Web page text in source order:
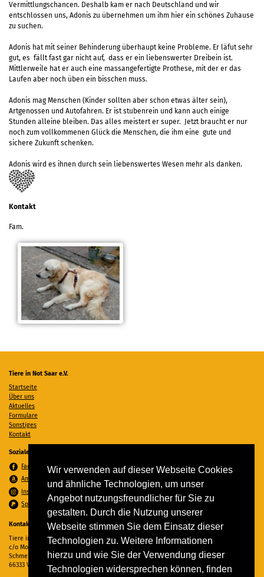
Wir verwenden auf dieser Webseite Cookies
und ähnliche Technologien, um unser
Angebot nutzungsfreundlicher für Sie zu
gestalten. Durch die Nutzung unserer
Webseite stimmen Sie dem Einsatz dieser
Technologien zu. Weitere Informationen
hierzu und wie Sie der Verwendung dieser
Technologien widersprechen können, finden
Vermittlungschancen. Deshalb kam er nach Deutschland und wir
entschlossen uns, Adonis zu übernehmen um ihm hier ein schönes Zuhause
zu suchen.
Adonis hat mit seiner Behinderung überhaupt keine Probleme. Er läfut sehr
gut, es fällt fast gar nicht auf, dass er ein liebenswerter Dreibein ist.
Mittlerweile hat er auch eine massangefertigte Prothese, mit der er das
Laufen aber noch üben ein bisschen muss.
Adonis mag Menschen (Kinder sollten aber schon etwas älter sein),
Artgenossen und Autofahren. Er ist stubenrein und kann auch einige
Stunden alleine bleiben. Das alles meistert er super. Jetzt braucht er nur
noch zum vollkommenen Glück die Menschen, die ihm eine gute und
sichere Zukunft schenken.
Adonis wird es ihnen durch sein liebenswertes Wesen mehr als danken.
Kontakt
Fam.
Tiere in Not Saar e.V.
Startseite
Über uns
Aktuelles
Formulare
Sonstiges
Kontakt
Soziale Medien
Facebook
Amazon Wunschzettel
Instagram
Spenden per PayPal
Kontakt
Tiere in Not Saar e.V.
c/o Monika Ewen
Schmelzer Straße 22
66333 Völklingen